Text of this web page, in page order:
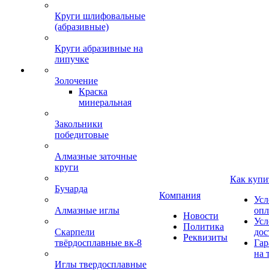
Круги шлифовальные
(абразивные)
Круги абразивные на
липучке
Золочение
Краска
минеральная
Закольники
победитовые
Алмазные заточные
круги
Бучарда
Алмазные иглы
Скарпели
твёрдосплавные вк-8
Иглы твердосплавные
Компания
Новости
Политика
Реквизиты
Как
на